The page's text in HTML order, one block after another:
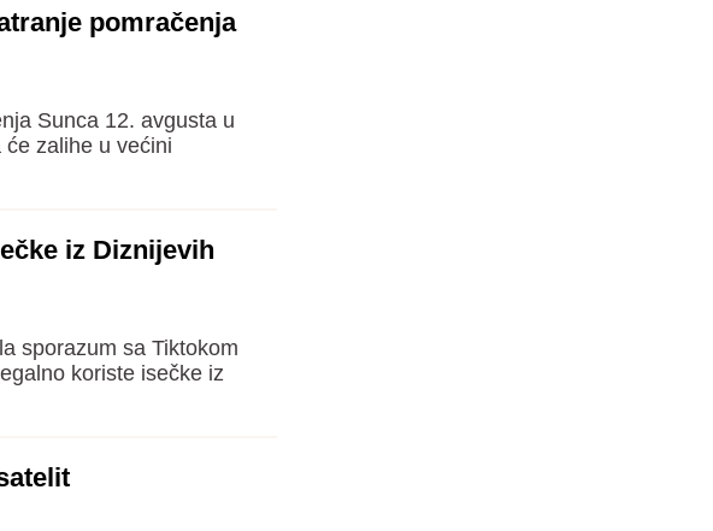
pomračenja
Sunca 12. avgusta u
zalihe u većini
iz Diznijevih
sporazum sa Tiktokom
koriste isečke iz